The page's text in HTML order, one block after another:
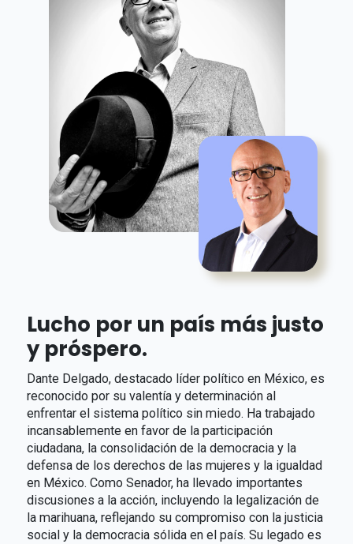
Lucho por un país más justo
y próspero.
Dante Delgado, destacado líder político en México, es
reconocido por su valentía y determinación al
enfrentar el sistema político sin miedo. Ha trabajado
incansablemente en favor de la participación
ciudadana, la consolidación de la democracia y la
defensa de los derechos de las mujeres y la igualdad
en México. Como Senador, ha llevado importantes
discusiones a la acción, incluyendo la legalización de
la marihuana, reflejando su compromiso con la justicia
social y la democracia sólida en el país. Su legado es